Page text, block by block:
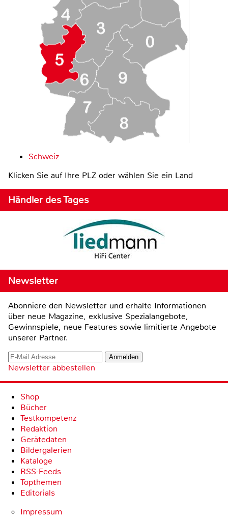
Schweiz
Klicken Sie auf Ihre PLZ oder wählen Sie ein Land
Händler des Tages
Newsletter
Abonniere den Newsletter und erhalte Informationen
über neue Magazine, exklusive Spezialangebote,
Gewinnspiele, neue Features sowie limitierte Angebote
unserer Partner.
Newsletter abbestellen
Shop
Bücher
Testkompetenz
Redaktion
Gerätedaten
Bildergalerien
Kataloge
RSS-Feeds
Topthemen
Editorials
Impressum